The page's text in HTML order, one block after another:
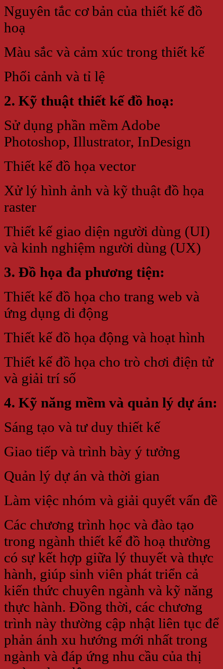
Nguyên tắc cơ bản của thiết kế đồ
hoạ
Màu sắc và cảm xúc trong thiết kế
Phối cảnh và tỉ lệ
2. Kỹ thuật thiết kế đồ hoạ:
Sử dụng phần mềm Adobe
Photoshop, Illustrator, InDesign
Thiết kế đồ họa vector
Xử lý hình ảnh và kỹ thuật đồ họa
raster
Thiết kế giao diện người dùng (UI)
và kinh nghiệm người dùng (UX)
3. Đồ họa đa phương tiện:
Thiết kế đồ họa cho trang web và
ứng dụng di động
Thiết kế đồ họa động và hoạt hình
Thiết kế đồ họa cho trò chơi điện tử
và giải trí số
4. Kỹ năng mềm và quản lý dự án:
Sáng tạo và tư duy thiết kế
Giao tiếp và trình bày ý tưởng
Quản lý dự án và thời gian
Làm việc nhóm và giải quyết vấn đề
Các chương trình học và đào tạo
trong ngành thiết kế đồ hoạ thường
có sự kết hợp giữa lý thuyết và thực
hành, giúp sinh viên phát triển cả
kiến thức chuyên ngành và kỹ năng
thực hành. Đồng thời, các chương
trình này thường cập nhật liên tục để
phản ánh xu hướng mới nhất trong
ngành và đáp ứng nhu cầu của thị